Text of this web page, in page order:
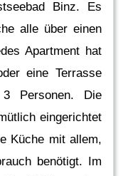
Binz. Es
alle über einen
Apartment hat
eine Terrasse
Personen. Die
eingerichtet
Küche mit allem,
benötigt. Im